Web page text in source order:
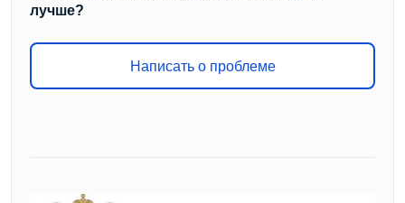
лучше?
Написать о проблеме